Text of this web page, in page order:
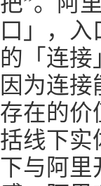
口」，
的「连接
因为连
存在的价
括线下实
下与阿里